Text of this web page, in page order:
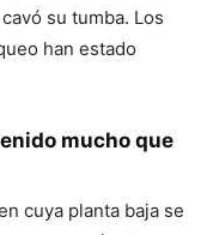
su tumba. Los
han estado
mucho que
cuya planta baja se